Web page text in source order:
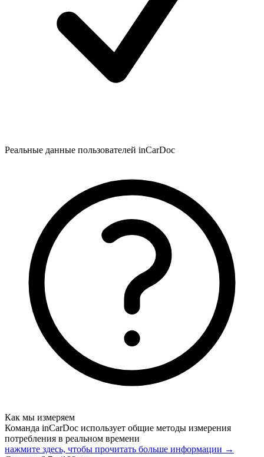
Реальные данные пользователей inCarDoc
Как мы измеряем
Команда inCarDoc использует общие методы измерения
потребления в реальном времени
нажмите здесь, чтобы прочитать больше информации →